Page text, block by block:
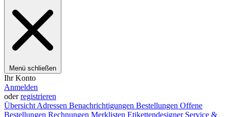
Menü schließen
Ihr Konto
Anmelden
oderregistrieren
Übersicht Adressen Benachrichtigungen Bestellungen Offene
Bestellungen Rechnungen Merklisten Etikettendesigner Service &